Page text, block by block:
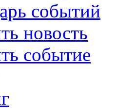
событий
новость
событие